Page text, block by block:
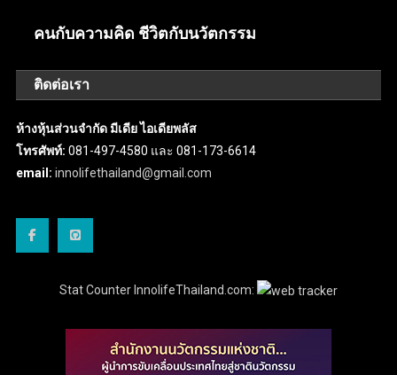
คนกับความคิด ชีวิตกับนวัตกรรม
ติดต่อเรา
ห้างหุ้นส่วนจำกัด มีเดีย ไอเดียพลัส
โทรศัพท์: 081-497-4580 และ 081-173-6614
email: innolifethailand@gmail.com
Stat Counter InnolifeThailand.com: